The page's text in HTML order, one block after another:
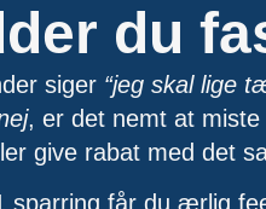
du
siger “jeg skal lige
, er det nemt at
give rabat med det
sparring får du ærlig